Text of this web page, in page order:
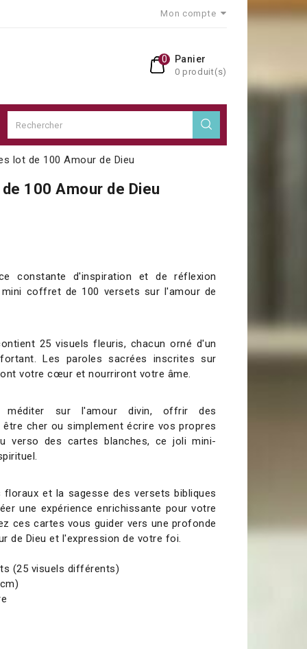
Mon compte
Panier
0 produit(s)
0
lot de 100 Amour de Dieu
100 Amour de Dieu
constante d'inspiration et de réflexion
coffret de 100 versets sur l'amour de
25 visuels fleuris, chacun orné d'un
Les paroles sacrées inscrites sur
votre cœur et nourriront votre âme.
sur l'amour divin, offrir des
cher ou simplement écrire vos propres
verso des cartes blanches, ce joli mini-
floraux et la sagesse des versets bibliques
une expérience enrichissante pour votre
ces cartes vous guider vers une profonde
de Dieu et l'expression de votre foi.
(25 visuels différents)